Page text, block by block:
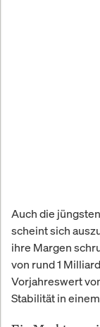
Auch die
scheint sich
ihre Margen
von rund 1
Vorjahreswert
Stabilität in